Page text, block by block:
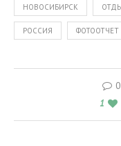
НОВОСИБИРСК
РОССИЯ ФОТООТЧЕТ
1